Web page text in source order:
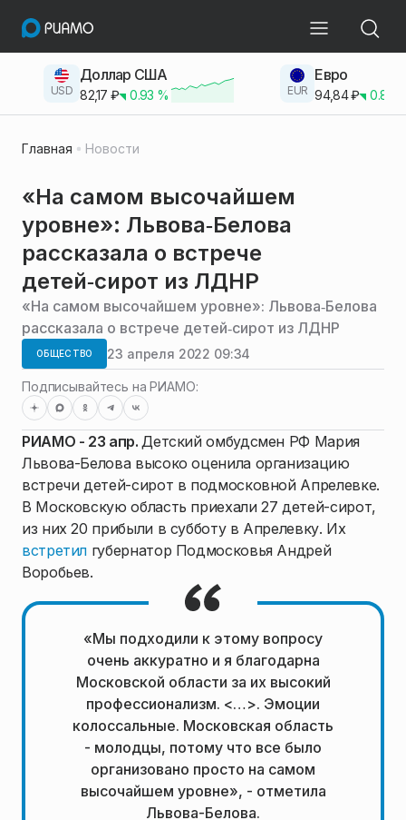
USD
Доллар США
82,17 ₽ 0.93 % EUR
Евро
94,84₽ 0.83
Главная Новости
«На самом высочайшем
уровне»: Львова‑Белова
рассказала о встрече
детей‑сирот из ЛДНР
«На самом высочайшем уровне»: Львова‑Белова
рассказала о встрече детей‑сирот из ЛДНР
ОБЩЕСТВО 23 апреля 2022 09:34
Подписывайтесь на РИАМО:
РИАМО - 23 апр.Детский омбудсмен РФ Мария
Львова-Белова высоко оценила организацию
встречи детей-сирот в подмосковной Апрелевке.
В Московскую область приехали 27 детей-сирот,
из них 20 прибыли в субботу в Апрелевку. Их
встретил губернатор Подмосковья Андрей
Воробьев.
«Мы подходили к этому вопросу
очень аккуратно и я благодарна
Московской области за их высокий
профессионализм. <…>. Эмоции
колоссальные. Московская область
- молодцы, потому что все было
организовано просто на самом
высочайшем уровне», - отметила
Львова-Белова.